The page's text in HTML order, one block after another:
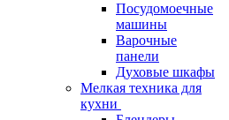
Посудомоечные
машины
Варочные
панели
Духовые шкафы
Мелкая техника для
кухни